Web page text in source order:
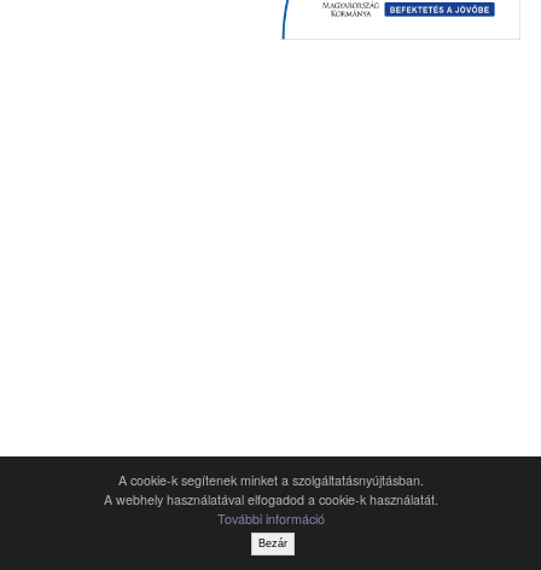
A cookie-k segítenek minket a szolgáltatásnyújtásban.
A webhely használatával elfogadod a cookie-k használatát.
További információ
Bezár